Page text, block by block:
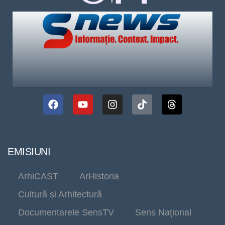
EMISIUNI
ArhiCAST
ArHistoria
Cultură și Arhitectură
Documentarele SensTV
Sens Național